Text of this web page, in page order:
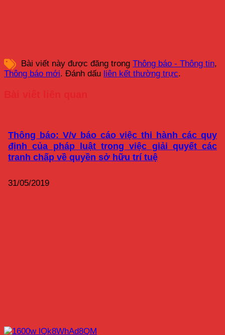
Bài viết này được đăng trong Thông báo - Thông tin,
Thông báo mới. Đánh dấu liên kết thường trực.
Thông báo: V/v báo cáo việc thi hành các quy
định của pháp luật trong việc giải quyết các
tranh chấp về quyền sở hữu trí tuệ
31/05/2019